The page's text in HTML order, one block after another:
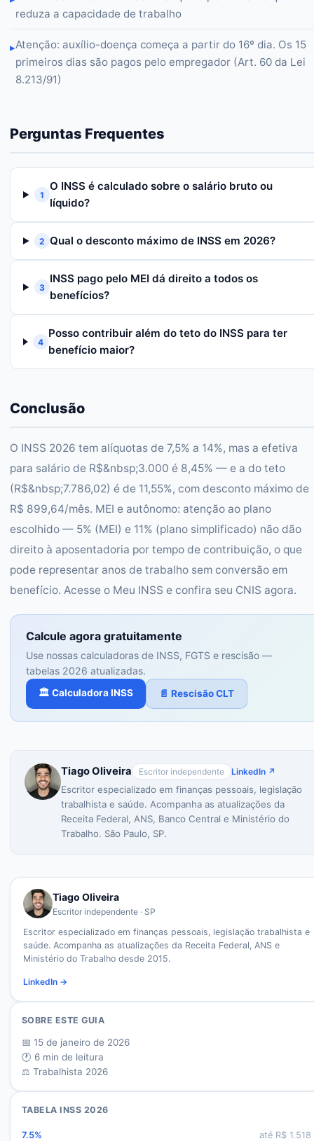
reduza a capacidade de trabalho
▸Atenção: auxílio-doença começa a partir do 16º dia. Os 15
primeiros dias são pagos pelo empregador (Art. 60 da Lei
8.213/91)
Perguntas Frequentes
1
O INSS é calculado sobre o salário bruto ou
líquido?
2 Qual o desconto máximo de INSS em 2026?
3
INSS pago pelo MEI dá direito a todos os
benefícios?
4
Posso contribuir além do teto do INSS para ter
benefício maior?
Conclusão
O INSS 2026 tem alíquotas de 7,5% a 14%, mas a efetiva
para salário de R$&nbsp;3.000 é 8,45% — e a do teto
(R$&nbsp;7.786,02) é de 11,55%, com desconto máximo de
R$ 899,64/mês. MEI e autônomo: atenção ao plano
escolhido — 5% (MEI) e 11% (plano simplificado) não dão
direito à aposentadoria por tempo de contribuição, o que
pode representar anos de trabalho sem conversão em
benefício. Acesse o Meu INSS e confira seu CNIS agora.
Calcule agora gratuitamente
Use nossas calculadoras de INSS, FGTS e rescisão —
tabelas 2026 atualizadas.
🏛️ Calculadora INSS 📄 Rescisão CLT
Tiago Oliveira Escritor independente LinkedIn ↗
Escritor especializado em finanças pessoais, legislação
trabalhista e saúde. Acompanha as atualizações da
Receita Federal, ANS, Banco Central e Ministério do
Trabalho. São Paulo, SP.
Tiago Oliveira
Escritor independente · SP
Escritor especializado em finanças pessoais, legislação trabalhista e
saúde. Acompanha as atualizações da Receita Federal, ANS e
Ministério do Trabalho desde 2015.
LinkedIn →
SOBRE ESTE GUIA
📅 15 de janeiro de 2026
🕐 6 min de leitura
⚖️ Trabalhista 2026
TABELA INSS 2026
7.5% até R$ 1.518